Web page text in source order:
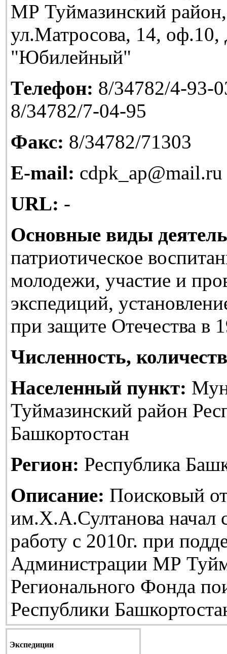
МР Туймазинский
ул.Матросова, 14,
"Юбилейный"
Телефон: 8/34782/4-93-
8/34782/7-04-95
Факс: 8/34782/71303
E-mail: cdpk_ap@mail.ru
URL: -
Основные виды
патриотическое
молодежи, участие и
экспедиций,
при защите Отечества в
Численность,
Населенный пункт:
Туймазинский район
Башкортостан
Регион: Республика
Описание: Поисковый
им.Х.А.Султанова начал
работу с 2010г. при
Администрации МР
Регионального Фонда
Республики
Экспедиции